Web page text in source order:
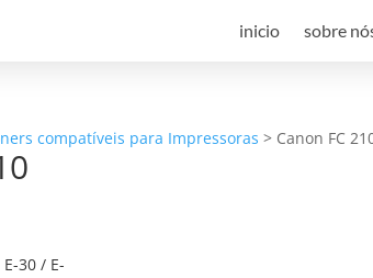
inicio sobre
compatíveis para Impressoras > Canon FC
30 / E-